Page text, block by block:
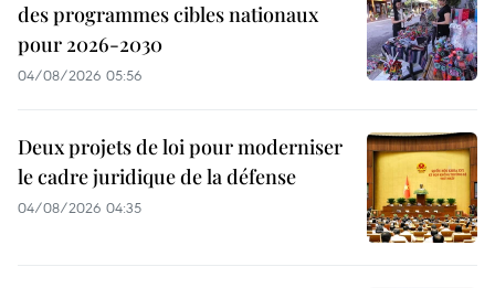
des programmes cibles nationaux
pour 2026-2030
04/08/2026 05:56
Deux projets de loi pour moderniser
le cadre juridique de la défense
04/08/2026 04:35